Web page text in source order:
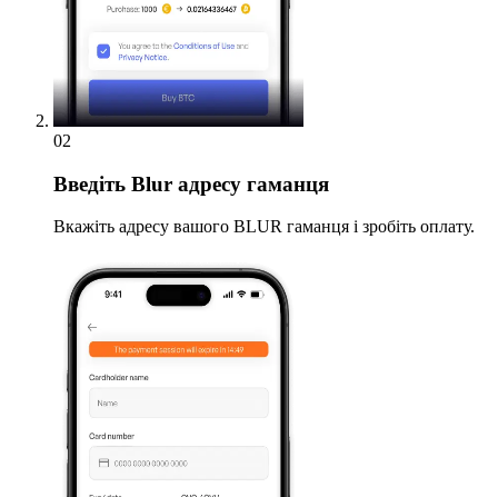
02
Введіть Blur адресу гаманця
Вкажіть адресу вашого BLUR гаманця і зробіть оплату.